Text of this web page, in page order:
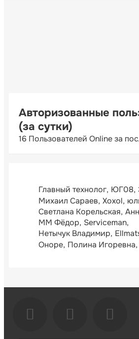
Авторизованные
(за сутки)
16 Пользователей Online за
Главный технолог ЮГ08
Михаил Сараев Xoxol
Светлана Корельская
ММ Фёдор Serviceman
Нетычук Владимир
Оноре Полина Игоревна